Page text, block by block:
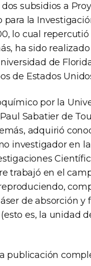
subsidios a
para la
lo cual
ha sido
de
de Estados
por la
Sabatier de
adquirió
investigador en
trabajó en el
de absorción
es, la unidad
publicación